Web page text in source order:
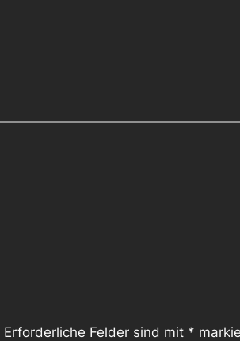
Erforderliche Felder sind mit *